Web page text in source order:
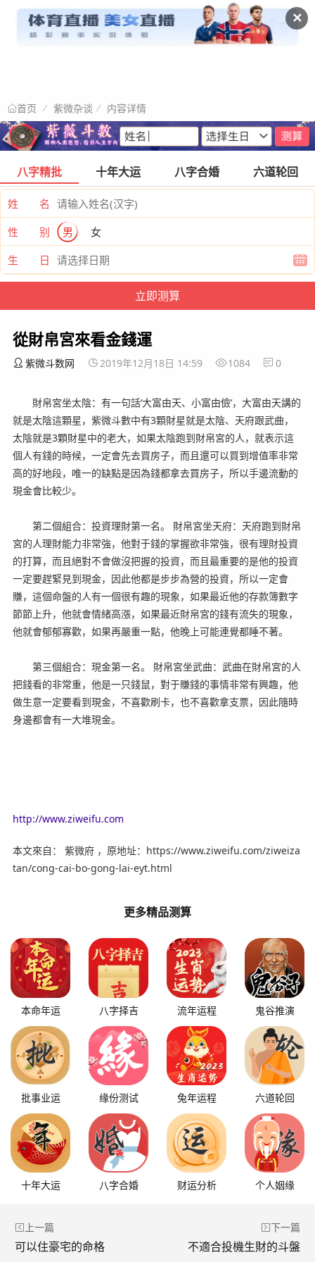
✕
首页 紫微杂谈 内容详情
八字精批 十年大运 八字合婚 六道轮回
姓 名
性 别
男
女
生 日
從財帛宮來看金錢運
紫微斗数网 2019年12月18日 14:59 1084 0
財帛宮坐太陰：有一句話‘大富由天、小富由儉’，大富由天講的
就是太陰這顆星，紫微斗數中有3顆財星就是太陰、天府跟武曲，
太陰就是3顆財星中的老大，如果太陰跑到財帛宮的人，就表示這
個人有錢的時候，一定會先去買房子，而且還可以買到增值率非常
高的好地段，唯一的缺點是因為錢都拿去買房子，所以手邊流動的
現金會比較少。
第二個組合：投資理財第一名。 財帛宮坐天府：天府跑到財帛
宮的人理財能力非常強，他對于錢的掌握欲非常強，很有理財投資
的打算，而且絕對不會做沒把握的投資，而且最重要的是他的投資
一定要趕緊見到現金，因此他都是步步為營的投資，所以一定會
賺，這個命盤的人有一個很有趣的現象，如果最近他的存款簿數字
節節上升，他就會情緒高漲，如果最近財帛宮的錢有流失的現象，
他就會郁郁寡歡，如果再嚴重一點，他晚上可能連覺都睡不著。
第三個組合：現金第一名。 財帛宮坐武曲：武曲在財帛宮的人
把錢看的非常重，他是一只錢鼠，對于賺錢的事情非常有興趣，他
做生意一定要看到現金，不喜歡刷卡，也不喜歡拿支票，因此隨時
身邊都會有一大堆現金。
http://www.ziweifu.com
本文來自： 紫微府 ，原地址：https://www.ziweifu.com/ziweiza
tan/cong-cai-bo-gong-lai-eyt.html
更多精品测算
本命年运 八字择吉 流年运程 鬼谷推演
批事业运 缘份测试 兔年运程 六道轮回
十年大运 八字合婚 财运分析 个人姻缘
上一篇
可以住豪宅的命格
下一篇
不適合投機生財的斗盤